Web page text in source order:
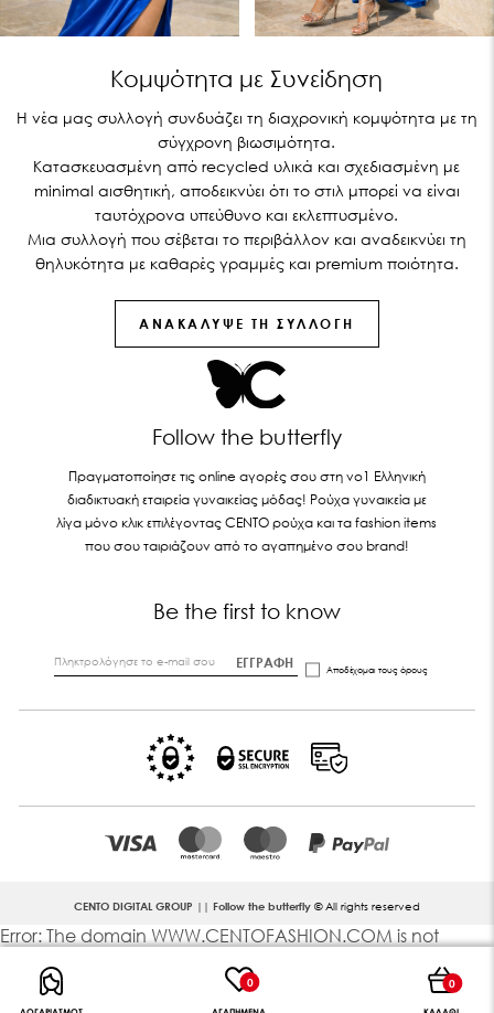
0 0
Κομψότητα με Συνείδηση
Η νέα μας συλλογή συνδυάζει τη διαχρονική κομψότητα με τη
σύγχρονη βιωσιμότητα.
Κατασκευασμένη από recycled υλικά και σχεδιασμένη με
minimal αισθητική, αποδεικνύει ότι το στιλ μπορεί να είναι
ταυτόχρονα υπεύθυνο και εκλεπτυσμένο.
Μια συλλογή που σέβεται το περιβάλλον και αναδεικνύει τη
θηλυκότητα με καθαρές γραμμές και premium ποιότητα.
ΑΝΑΚΆΛΥΨΕ ΤΗ ΣΥΛΛΟΓΉ
Follow the butterfly
Πραγματοποίησε τις online αγορές σου στη νο1 Ελληνική
διαδικτυακή εταιρεία γυναικείας μόδας! Ρούχα γυναικεία με
λίγα μόνο κλικ επιλέγοντας CENTO ρούχα και τα fashion items
που σου ταιριάζουν από το αγαπημένο σου brand!
Be the first to know
ΕΓΓΡΑΦΗ Αποδέχομαι τους όρους
CENTO DIGITAL GROUP || Follow the butterfly© All rights reserved
Error: The domain WWW.CENTOFASHION.COM is not
group ID abf83fbf-67cd-4f1b-8644-d84a93560cab. Please
add it to the domain group in the Cookiebot Manager to